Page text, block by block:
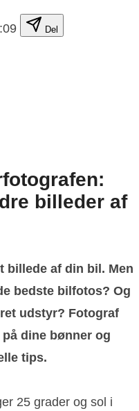
Del
billeder af
billede af din bil. Men
bedste bilfotos? Og
udstyr? Fotograf
dine bønner og
tips.
25 grader og sol i